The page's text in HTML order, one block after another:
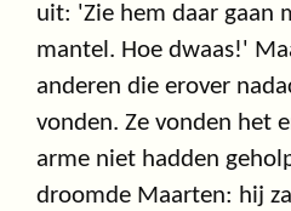
uit: 'Zie hem daar gaan
mantel. Hoe dwaas!'
anderen die erover
vonden. Ze vonden het
arme niet hadden
droomde Maarten: hij